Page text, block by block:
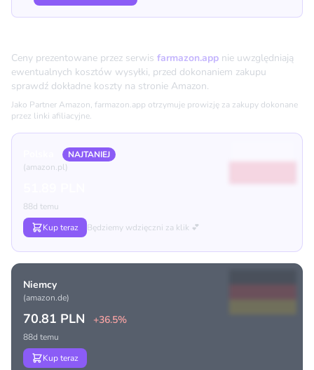
Ceny prezentowane przez serwis farmazon.app nie uwzględniają
ewentualnych kosztów wysyłki, przed dokonaniem zakupu
sprawdź dokładne koszty na stronie Amazon.
Jako Partner Amazon, farmazon.app otrzymuje prowizję za zakupy dokonane
przez linki afiliacyjne.
NAJTANIEJ
(amazon.pl)
88d temu
Kup teraz
Będziemy wdzięczni za klik 💕
Niemcy
(amazon.de)
70.81 PLN +36.5%
88d temu
Kup teraz